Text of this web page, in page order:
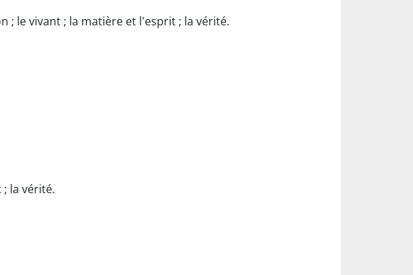
le vivant ; la matière et l'esprit ; la vérité.
la vérité.